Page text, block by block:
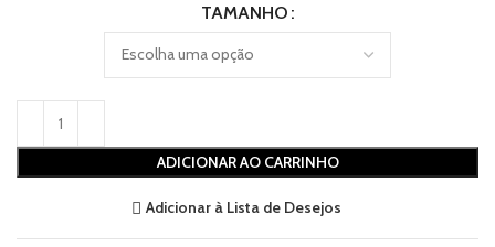
TAMANHO
ADICIONAR AO CARRINHO
Adicionar à Lista de Desejos